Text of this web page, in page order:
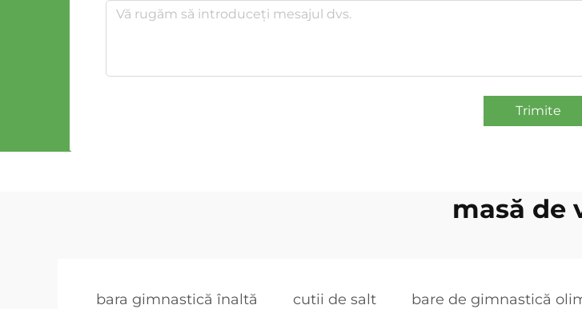
Trimite
masă de
bara gimnastică înaltă cutii de salt bare de gimnastică